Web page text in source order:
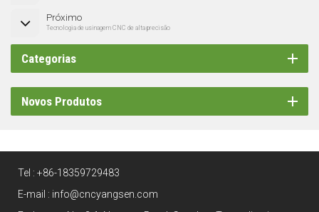
Próximo
Tecnologia de usinagem CNC de alta precisão
Categorias
Novos Produtos
Tel : +86-18359729483
E-mail : info@cncyangsen.com